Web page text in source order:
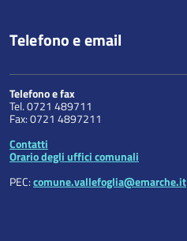
Telefono e email
Telefono e fax
Tel. 0721 489711
Fax: 0721 4897211
Contatti
Orario degli uffici comunali
PEC:comune.vallefoglia@emarche.it